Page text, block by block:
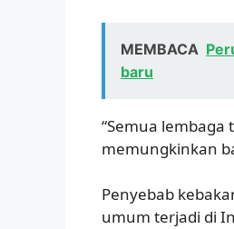
MEMBACA
baru
“Semua
memungkinkan
Penyebab
umum terjadi di